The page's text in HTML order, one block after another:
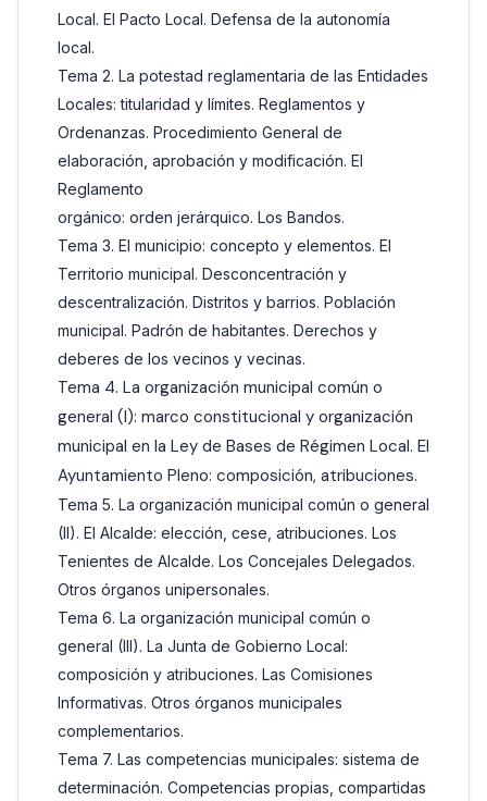
Local. El Pacto Local. Defensa de la autonomía
local.
Tema 2. La potestad reglamentaria de las Entidades
Locales: titularidad y límites. Reglamentos y
Ordenanzas. Procedimiento General de
elaboración, aprobación y modificación. El
Reglamento
orgánico: orden jerárquico. Los Bandos.
Tema 3. El municipio: concepto y elementos. El
Territorio municipal. Desconcentración y
descentralización. Distritos y barrios. Población
municipal. Padrón de habitantes. Derechos y
deberes de los vecinos y vecinas.
Tema 4. La organización municipal común o
general (I): marco constitucional y organización
municipal en la Ley de Bases de Régimen Local. El
Ayuntamiento Pleno: composición, atribuciones.
Tema 5. La organización municipal común o general
(II). El Alcalde: elección, cese, atribuciones. Los
Tenientes de Alcalde. Los Concejales Delegados.
Otros órganos unipersonales.
Tema 6. La organización municipal común o
general (III). La Junta de Gobierno Local:
composición y atribuciones. Las Comisiones
Informativas. Otros órganos municipales
complementarios.
Tema 7. Las competencias municipales: sistema de
determinación. Competencias propias, compartidas